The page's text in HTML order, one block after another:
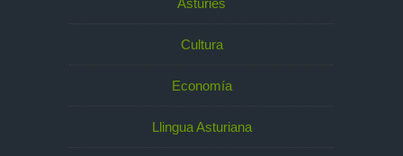
Cultura
Economía
Llingua Asturiana